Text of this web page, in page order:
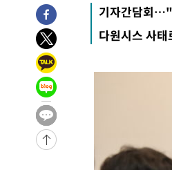
2분 전 >[속보]규제합리화위원회 부
-29965초 전 >
이강인, 폭염 속 AT
-27104초 전 >
미 사업체 일자리, 7
하향수정 (2보)
-26552초 전 >
-22415초 전 >
실천"
-21500초 전 >
운드는 임시"
-13068초 전 >
-13032초 전 >
[속보]이 대통령, '호
[단독]중수청 지원 검
기자간담회
다원시스 사